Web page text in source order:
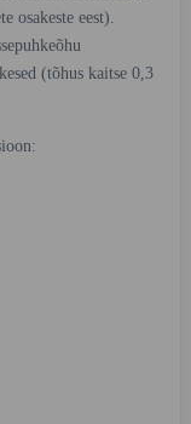
osakeste eest).
(tõhus kaitse 0,3